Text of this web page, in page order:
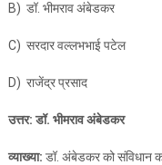
B) डॉ. भीमराव अंबेडकर
C) सरदार वल्लभभाई पटेल
D) राजेंद्र प्रसाद
उत्तर: डॉ. भीमराव अंबेडकर
व्याख्या: डॉ. अंबेडकर को संविधान का